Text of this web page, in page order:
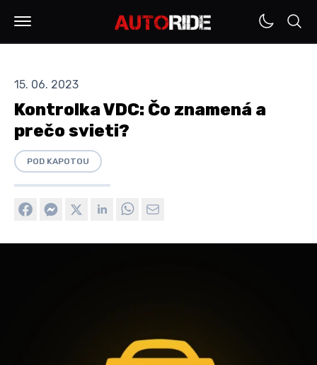
15. 06. 2023
Kontrolka VDC: Čo znamená a
prečo svieti?
POD KAPOTOU